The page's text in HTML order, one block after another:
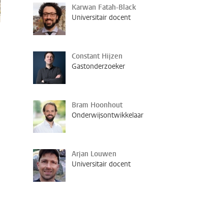
Karwan Fatah-Black
Universitair docent
Constant Hijzen
Gastonderzoeker
Bram Hoonhout
Onderwijsontwikkelaar
Arjan Louwen
Universitair docent